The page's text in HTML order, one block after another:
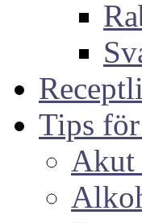
Tips
Akut